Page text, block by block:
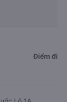
Điểm đi